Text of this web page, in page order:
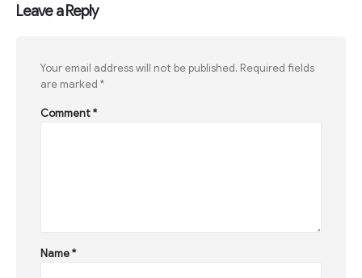
Leave a Reply
Your email address will not be published. Required fields
are marked *
Comment*
Name*